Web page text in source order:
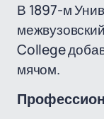
В 1897-м
College
мячом.